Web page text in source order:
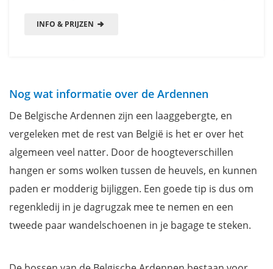
INFO & PRIJZEN
Nog wat informatie over de Ardennen
De Belgische Ardennen zijn een laaggebergte, en
vergeleken met de rest van België is het er over het
algemeen veel natter. Door de hoogteverschillen
hangen er soms wolken tussen de heuvels, en kunnen
paden er modderig bijliggen. Een goede tip is dus om
regenkledij in je dagrugzak mee te nemen en een
tweede paar wandelschoenen in je bagage te steken.